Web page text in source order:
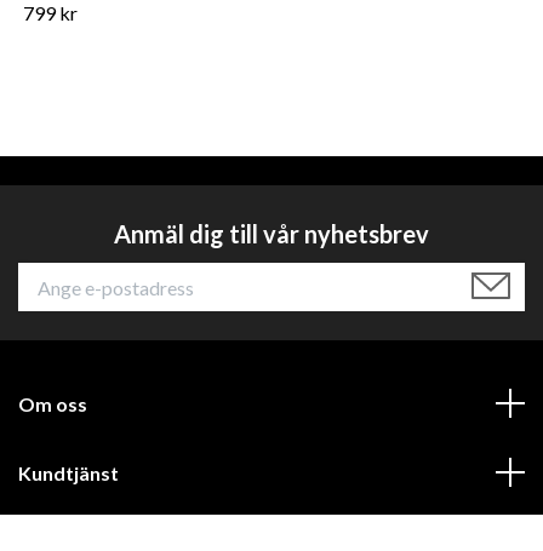
799 kr
Anmäl dig till vår nyhetsbrev
Om oss
Kundtjänst